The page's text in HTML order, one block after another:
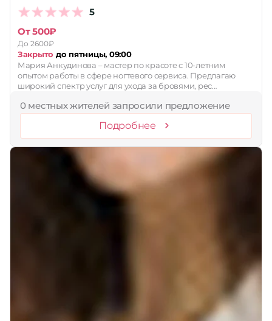
5
От 500₽
До 2600₽
Закрыто до пятницы, 09:00
Мария Анкудинова – мастер по красоте с 10-летним
опытом работы в сфере ногтевого сервиса. Предлагаю
широкий спектр услуг для ухода за бровями, рес…
0 местных жителей запросили предложение
Подробнее